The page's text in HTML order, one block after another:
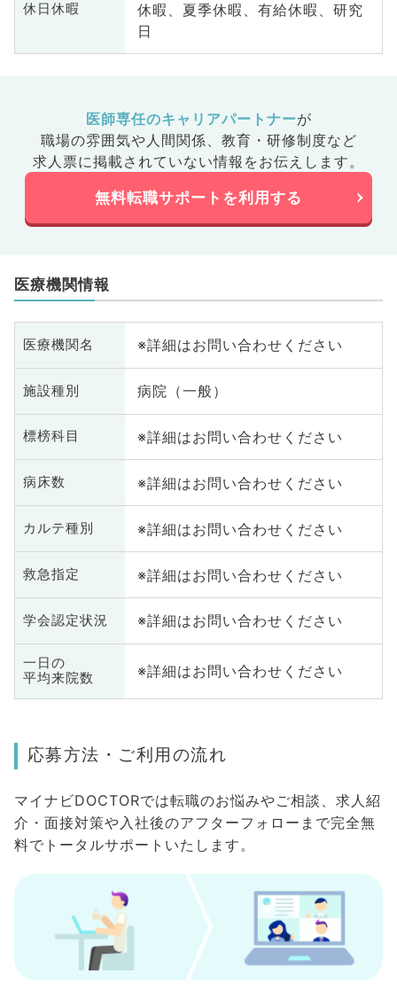
休日休暇
休暇、夏季休暇、有給休暇、研究
日
医師専任のキャリアパートナーが
職場の雰囲気や人間関係、 教育・研修制度など
求人票に掲載されていない情報をお伝えします。
無料転職サポートを利用する
医療機関情報
医療機関名 ※詳細はお問い合わせください
施設種別 病院（一般）
標榜科目 ※詳細はお問い合わせください
病床数 ※詳細はお問い合わせください
カルテ種別 ※詳細はお問い合わせください
救急指定 ※詳細はお問い合わせください
学会認定状況 ※詳細はお問い合わせください
一日の
平均来院数
※詳細はお問い合わせください
応募方法・ご利用の流れ
マイナビDOCTORでは転職のお悩みやご相談、求人紹
介・面接対策や入社後のアフターフォローまで完全無
料でトータルサポートいたします。